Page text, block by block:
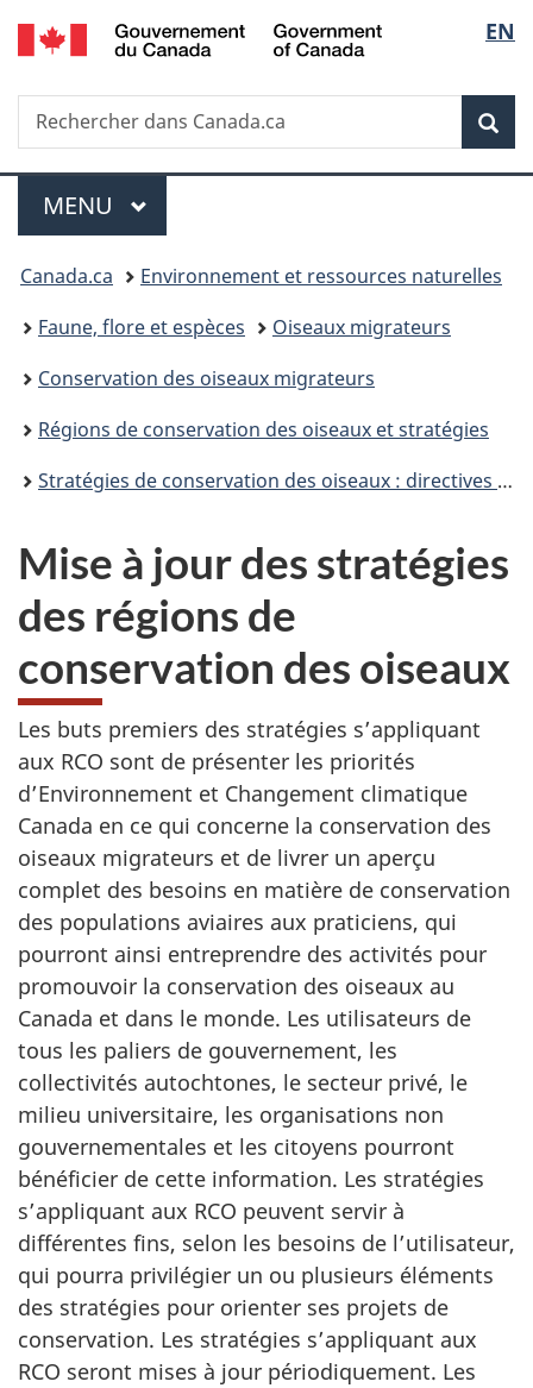
Passer
au
principal
Passer
à
Au
du
Passer
à
version
simplifiée
de
la
EN
Recherche
Rechercher
dans
Menu
MENU PRINCIPAL
Vous
êtes
ici :
Canada.ca
Environnement et ressources naturelles
Faune, flore et espèces
Oiseaux migrateurs
Conservation des oiseaux migrateurs
Régions de conservation des oiseaux et stratégies
Stratégies de conservation des oiseaux : directives et manuel
Mise à jour des stratégies
des régions de
conservation des oiseaux
Les buts premiers des stratégies s’appliquant
aux RCO sont de présenter les priorités
d’Environnement et Changement climatique
Canada en ce qui concerne la conservation des
oiseaux migrateurs et de livrer un aperçu
complet des besoins en matière de conservation
des populations aviaires aux praticiens, qui
pourront ainsi entreprendre des activités pour
promouvoir la conservation des oiseaux au
Canada et dans le monde. Les utilisateurs de
tous les paliers de gouvernement, les
collectivités autochtones, le secteur privé, le
milieu universitaire, les organisations non
gouvernementales et les citoyens pourront
bénéficier de cette information. Les stratégies
s’appliquant aux RCO peuvent servir à
différentes fins, selon les besoins de l’utilisateur,
qui pourra privilégier un ou plusieurs éléments
des stratégies pour orienter ses projets de
conservation. Les stratégies s’appliquant aux
RCO seront mises à jour périodiquement. Les